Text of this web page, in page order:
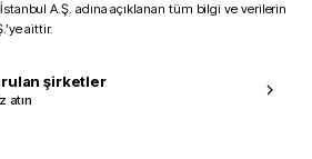
A.Ş. adına açıklanan tüm bilgi ve verilerin
aittir.
şirketler
atın